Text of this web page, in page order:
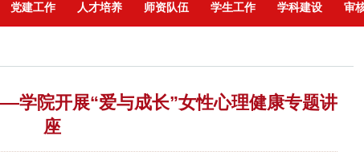
党建工作 人才培养 师资队伍 学生工作 学科建设 审
学院开展“爱与成长”女性心理健康专题讲
座